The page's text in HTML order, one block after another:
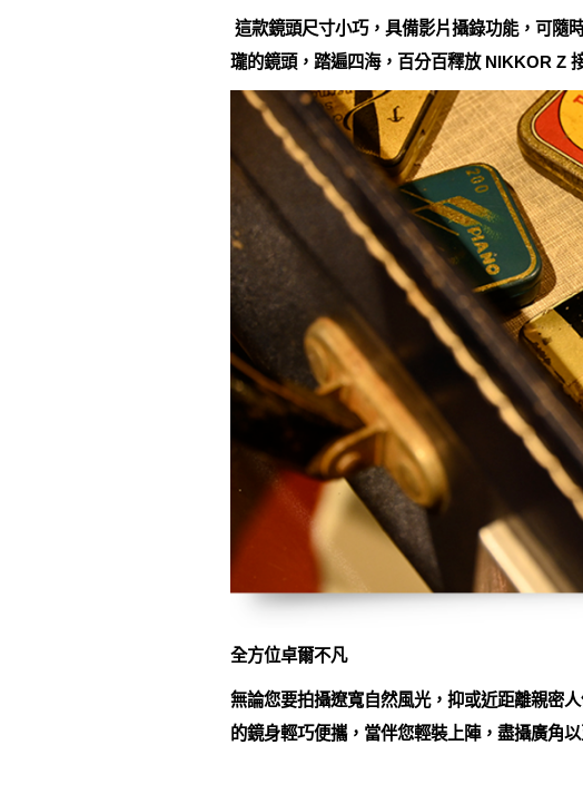
這款鏡頭尺寸小巧，具備影片攝錄功能，可隨
瓏的鏡頭，踏遍四海，百分百釋放 NIKKOR Z
全方位卓爾不凡
無論您要拍攝遼寬自然風光，抑或近距離親密
的鏡身輕巧便攜，當伴您輕裝上陣，盡攝廣角